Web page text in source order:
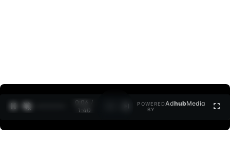
0:07 /
1:40
POWERED
BY
AdhubMedia